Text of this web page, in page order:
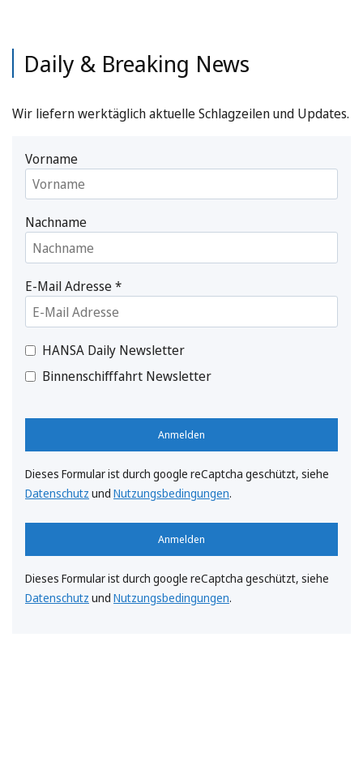
Daily & Breaking News
Wir liefern werktäglich aktuelle Schlagzeilen und Updates.
Vorname
Nachname
E-Mail Adresse*
HANSA Daily Newsletter
Binnenschifffahrt Newsletter
Anmelden
Dieses Formular ist durch google reCaptcha geschützt, siehe
Datenschutz und Nutzungsbedingungen.
Anmelden
Dieses Formular ist durch google reCaptcha geschützt, siehe
Datenschutz und Nutzungsbedingungen.